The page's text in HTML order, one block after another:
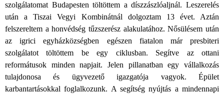
szolgálatomat Budapesten töltöttem a díszzászlóaljnál. Leszerelés
után a Tiszai Vegyi Kombinátnál dolgoztam 13 évet. Aztán
felszereltem a honvédség tűzszerész alakulatához. Nősülésem után
az igrici egyházközségben egészen fiatalon már presbiteri
szolgálatot töltöttem be egy ciklusban. Segítve az ottani
reformátusok minden napjait. Jelen pillanatban egy vállalkozás
tulajdonosa és ügyvezető igazgatója vagyok. Épület
karbantartásokkal foglalkozunk. A segítség nyújtás a mindennapi